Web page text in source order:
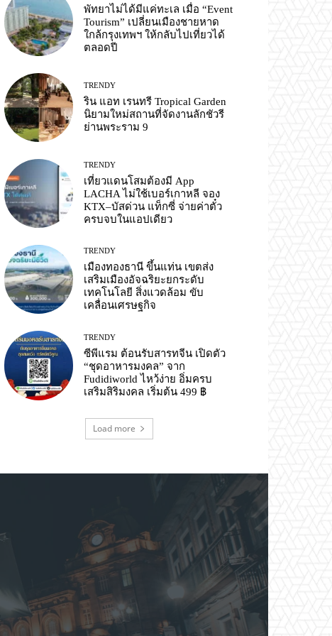
พัทยาไม่ได้มีแค่ทะเล เมื่อ “Event
Tourism” เปลี่ยนเมืองชายหาด
ใกล้กรุงเทพฯ ให้กลับไปเที่ยวได้
ตลอดปี
TRENDY
ริน แอท เรนทรี Tropical Garden
นิยามใหม่สถานที่จัดงานลักชัวรี
ย่านพระราม 9
TRENDY
เที่ยวแดนโสมต้องมี App
LACHA ไม่ใช้เบอร์เกาหลี จอง
KTX–บัสด่วน แท็กซี่ จ่ายค่าตั๋ว
ครบจบในแอปเดียว
TRENDY
เมืองทองธานี ขึ้นแท่น เขตส่ง
เสริมเมืองอัจฉริยะยกระดับ
เทคโนโลยี สิ่งแวดล้อม ขับ
เคลื่อนเศรษฐกิจ
TRENDY
ซีพีแรม ต้อนรับสารทจีน เปิดตัว
“ชุดอาหารมงคล” จาก
Fudidiworld ไหว้ง่าย อิ่มครบ
เสริมสิริมงคล เริ่มต้น 499 ฿
Load more